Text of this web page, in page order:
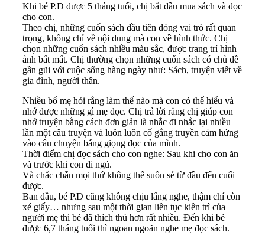
Khi bé P.D được 5 tháng tuổi, chị bắt đầu mua sách và đọc
cho con.
Theo chị, những cuốn sách đầu tiên đóng vai trò rất quan
trọng, không chỉ về nội dung mà con về hình thức. Chị
chọn những cuốn sách nhiều màu sắc, được trang trí hình
ảnh bắt mắt. Chị thường chọn những cuốn sách có chủ đề
gần gũi với cuộc sống hàng ngày như: Sách, truyện viết về
gia đình, người thân.
Nhiều bố mẹ hỏi rằng làm thế nào mà con có thể hiểu và
nhớ được những gì mẹ đọc. Chị trả lời rằng chị giúp con
nhớ truyện bằng cách đơn giản là nhắc đi nhắc lại nhiều
lần một câu truyện và luôn luôn cố gắng truyền cảm hứng
vào câu chuyện bằng giọng đọc của mình.
Thời điểm chị đọc sách cho con nghe: Sau khi cho con ăn
và trước khi con đi ngủ.
Và chắc chắn mọi thứ không thể suôn sẻ từ đầu đến cuối
được.
Ban đầu, bé P.D cũng không chịu lắng nghe, thậm chí còn
xé giấy… nhưng sau một thời gian liên tục kiên trì của
người mẹ thì bé đã thích thú hơn rất nhiều. Đến khi bé
được 6,7 tháng tuổi thì ngoan ngoãn nghe mẹ đọc sách.